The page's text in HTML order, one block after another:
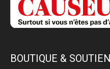
BOUTIQUE & SOUTIEN